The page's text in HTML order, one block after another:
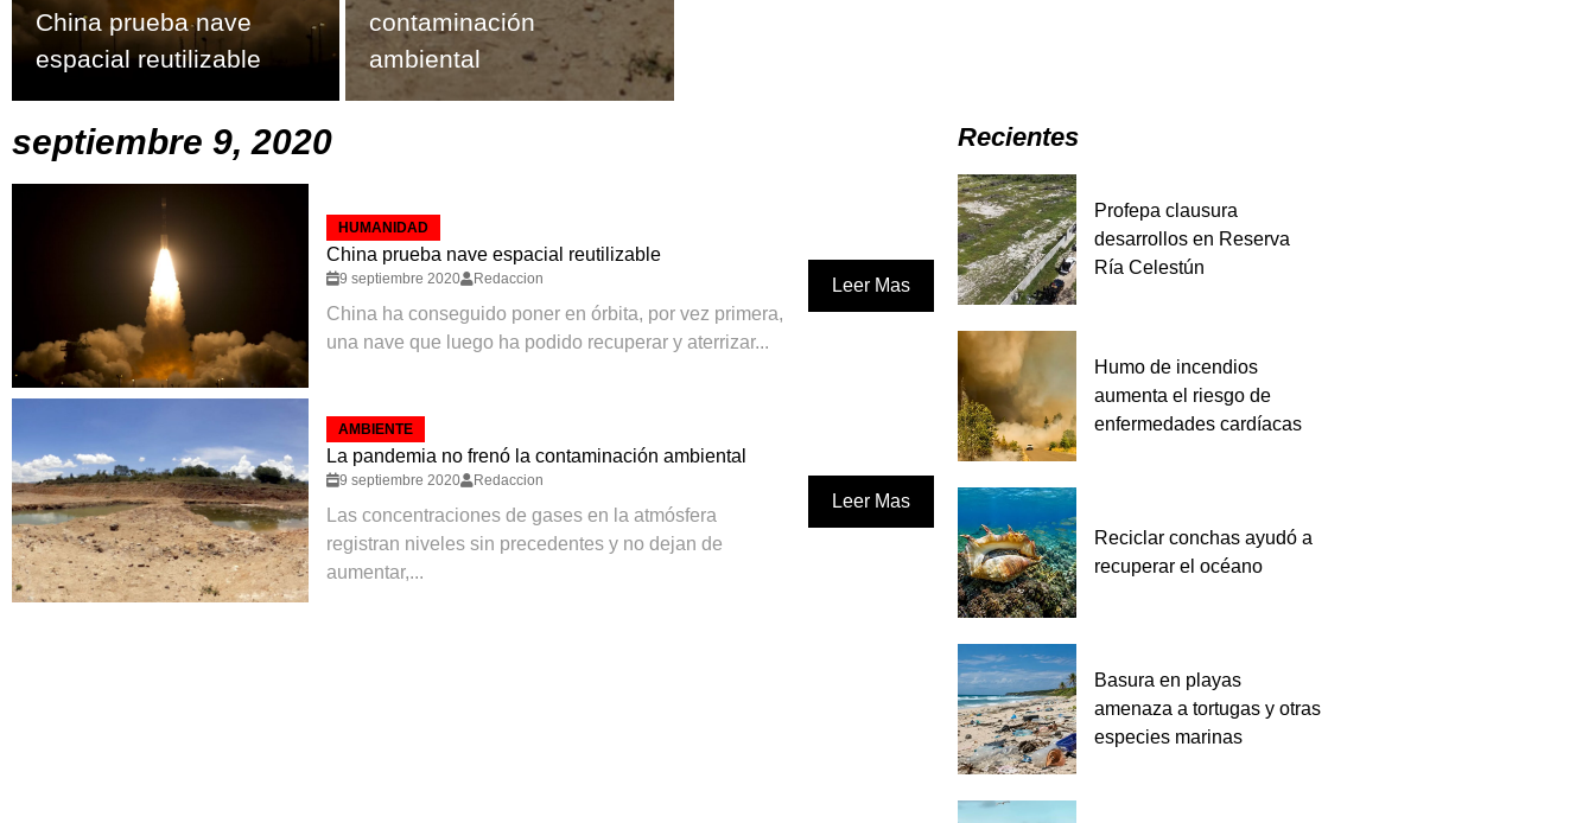
China prueba nave
espacial reutilizable
contaminación
ambiental
septiembre 9, 2020
HUMANIDAD
China prueba nave espacial reutilizable
9 septiembre 2020 Redaccion
China ha conseguido poner en órbita, por vez primera,
una nave que luego ha podido recuperar y aterrizar...
Leer Mas
AMBIENTE
La pandemia no frenó la contaminación ambiental
9 septiembre 2020 Redaccion
Las concentraciones de gases en la atmósfera
registran niveles sin precedentes y no dejan de
aumentar,...
Leer Mas
Recientes
Profepa clausura
desarrollos en Reserva
Ría Celestún
Humo de incendios
aumenta el riesgo de
enfermedades cardíacas
Reciclar conchas ayudó a
recuperar el océano
Basura en playas
amenaza a tortugas y otras
especies marinas